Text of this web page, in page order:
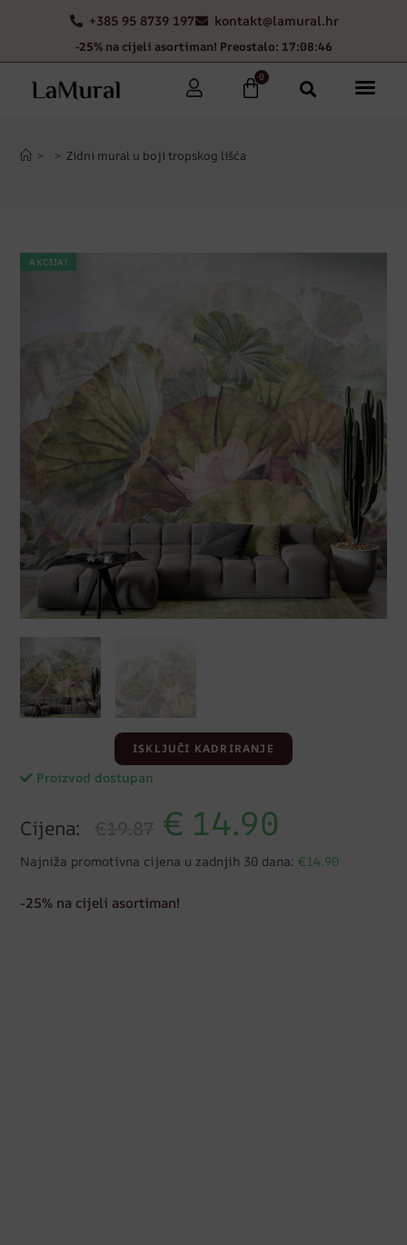
+385 95 8739 197 kontakt@lamural.hr
-25% na cijeli asortiman! Preostalo: 17:08:45
0
> > Zidni mural u boji tropskog lišća
AKCIJA!
ISKLJUČI KADRIRANJE
Proizvod dostupan
Cijena: €19.87 € 14.90
Najniža promotivna cijena u zadnjih 30 dana: €14.90
-25% na cijeli asortiman!